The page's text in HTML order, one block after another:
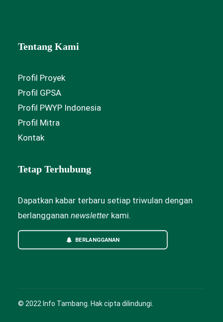
Tentang Kami
Profil Proyek
Profil GPSA
Profil PWYP Indonesia
Profil Mitra
Kontak
Tetap Terhubung
Dapatkan kabar terbaru setiap triwulan dengan
berlangganan newsletter kami.
BERLANGGANAN
© 2022 Info Tambang. Hak cipta dilindungi.